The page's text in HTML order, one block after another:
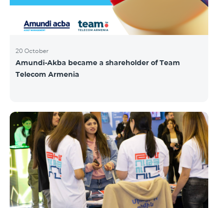
20 October
Amundi-Akba became a shareholder of Team
Telecom Armenia